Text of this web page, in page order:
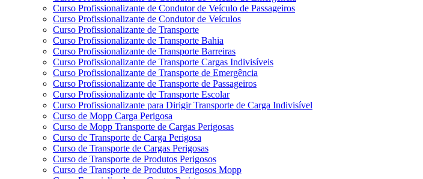
Curso Profissionalizante de Condutor de Veículo de Passageiros
Curso Profissionalizante de Condutor de Veículos
Curso Profissionalizante de Transporte
Curso Profissionalizante de Transporte Bahia
Curso Profissionalizante de Transporte Barreiras
Curso Profissionalizante de Transporte Cargas Indivisíveis
Curso Profissionalizante de Transporte de Emergência
Curso Profissionalizante de Transporte de Passageiros
Curso Profissionalizante de Transporte Escolar
Curso Profissionalizante para Dirigir Transporte de Carga Indivisível
Curso de Mopp Carga Perigosa
Curso de Mopp Transporte de Cargas Perigosas
Curso de Transporte de Carga Perigosa
Curso de Transporte de Cargas Perigosas
Curso de Transporte de Produtos Perigosos
Curso de Transporte de Produtos Perigosos Mopp